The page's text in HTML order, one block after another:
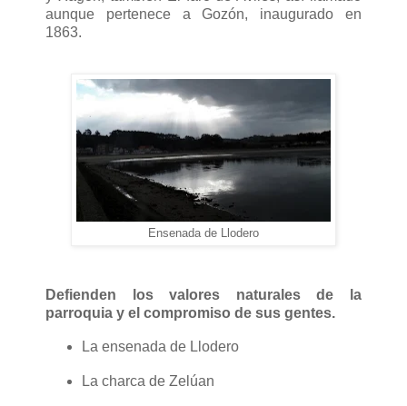
aunque pertenece a Gozón, inaugurado en
1863.
Ensenada de Llodero
Defienden los valores naturales de la
parroquia y el compromiso de sus gentes.
La ensenada de Llodero
La charca de Zelúan